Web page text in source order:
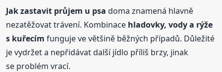
Jak zastavit průjem u psa doma znamená hlavně
nezatěžovat trávení. Kombinace hladovky, vody a rýže
s kuřecím funguje ve většině běžných případů. Důležité
je vydržet a nepřidávat další jídlo příliš brzy, jinak
se problém vrací.